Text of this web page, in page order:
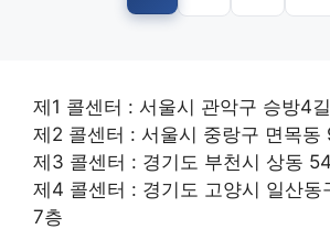
제1 콜센터 : 서울시 관악구 승방4
제2 콜센터 : 서울시 중랑구 면목동
제3 콜센터 : 경기도 부천시 상동
제4 콜센터 : 경기도 고양시 일산
7층